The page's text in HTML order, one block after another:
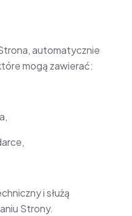
automatycznie
mogą zawierać:
i służą
Strony.